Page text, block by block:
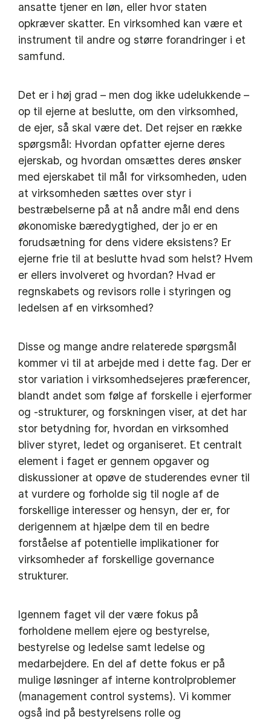
ansatte tjener en løn, eller hvor staten
opkræver skatter. En virksomhed kan være et
instrument til andre og større forandringer i et
samfund.
Det er i høj grad – men dog ikke udelukkende –
op til ejerne at beslutte, om den virksomhed,
de ejer, så skal være det. Det rejser en række
spørgsmål: Hvordan opfatter ejerne deres
ejerskab, og hvordan omsættes deres ønsker
med ejerskabet til mål for virksomheden, uden
at virksomheden sættes over styr i
bestræbelserne på at nå andre mål end dens
økonomiske bæredygtighed, der jo er en
forudsætning for dens videre eksistens? Er
ejerne frie til at beslutte hvad som helst? Hvem
er ellers involveret og hvordan? Hvad er
regnskabets og revisors rolle i styringen og
ledelsen af en virksomhed?
Disse og mange andre relaterede spørgsmål
kommer vi til at arbejde med i dette fag. Der er
stor variation i virksomhedsejeres præferencer,
blandt andet som følge af forskelle i ejerformer
og -strukturer, og forskningen viser, at det har
stor betydning for, hvordan en virksomhed
bliver styret, ledet og organiseret. Et centralt
element i faget er gennem opgaver og
diskussioner at opøve de studerendes evner til
at vurdere og forholde sig til nogle af de
forskellige interesser og hensyn, der er, for
derigennem at hjælpe dem til en bedre
forståelse af potentielle implikationer for
virksomheder af forskellige governance
strukturer.
Igennem faget vil der være fokus på
forholdene mellem ejere og bestyrelse,
bestyrelse og ledelse samt ledelse og
medarbejdere. En del af dette fokus er på
mulige løsninger af interne kontrolproblemer
(management control systems). Vi kommer
også ind på bestyrelsens rolle og